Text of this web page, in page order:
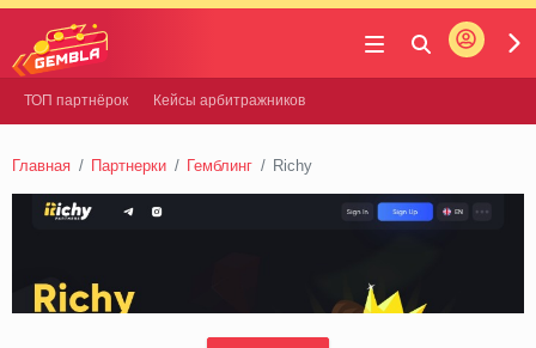
Gembla
Войти
ТОП партнёрок Кейсы арбитражников
Главная Партнерки Гемблинг Richy